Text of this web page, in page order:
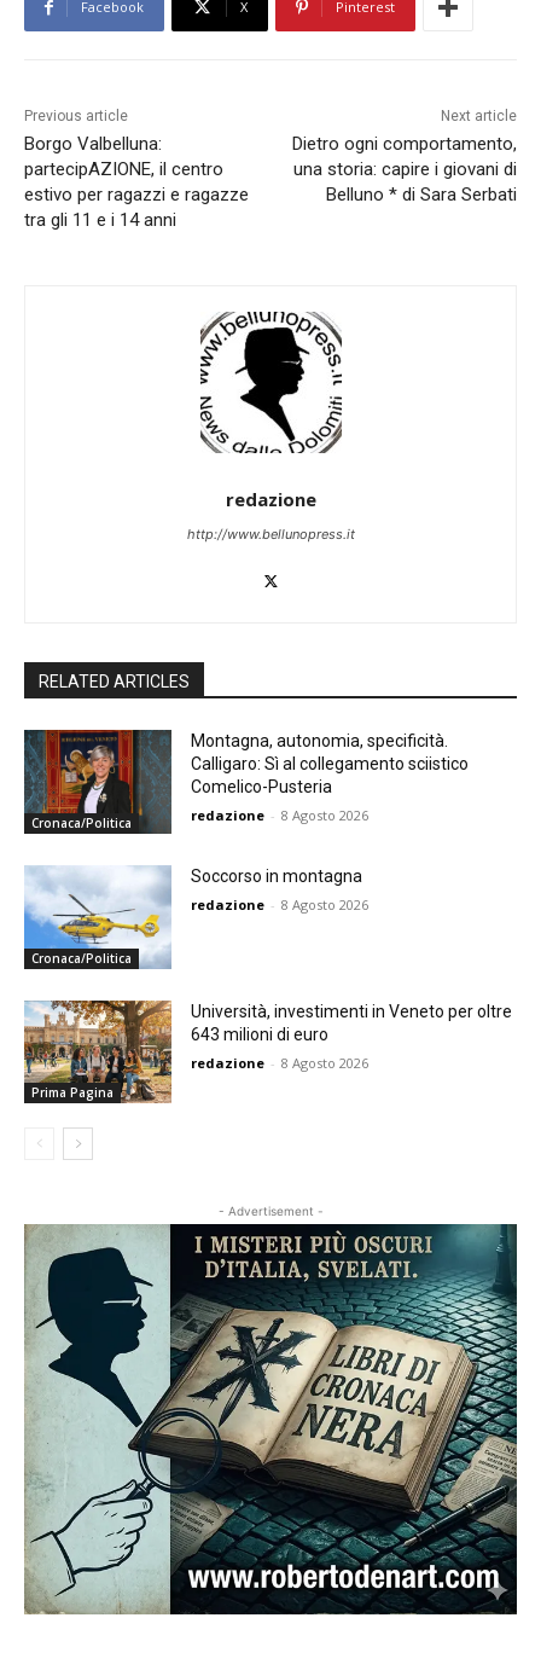
Facebook X Pinterest
Previous article
Borgo Valbelluna:
partecipAZIONE, il centro
estivo per ragazzi e ragazze
tra gli 11 e i 14 anni
Next article
Dietro ogni comportamento,
una storia: capire i giovani di
Belluno * di Sara Serbati
redazione
http://www.bellunopress.it
RELATED ARTICLES
Cronaca/Politica
Montagna, autonomia, specificità.
Calligaro: Sì al collegamento sciistico
Comelico-Pusteria
redazione - 8 Agosto 2026
Cronaca/Politica
Soccorso in montagna
redazione - 8 Agosto 2026
Prima Pagina
Università, investimenti in Veneto per oltre
643 milioni di euro
redazione - 8 Agosto 2026
- Advertisement -